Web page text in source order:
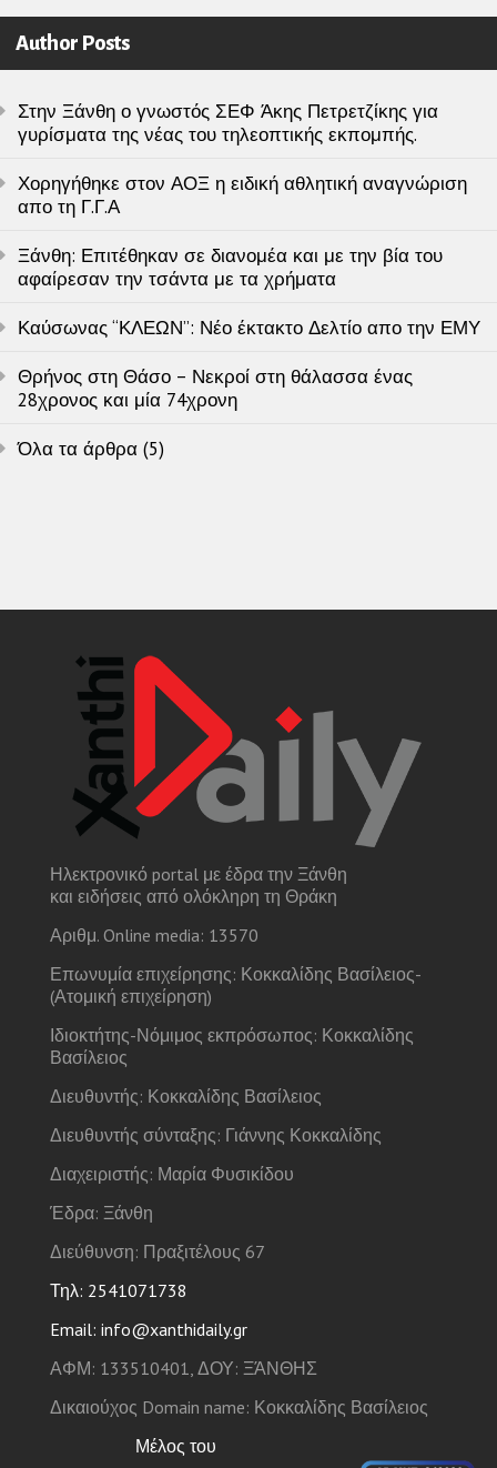
Author Posts
Στην Ξάνθη ο γνωστός ΣΕΦ Άκης Πετρετζίκης για
γυρίσματα της νέας του τηλεοπτικής εκπομπής.
Χορηγήθηκε στον ΑΟΞ η ειδική αθλητική αναγνώριση
απο τη Γ.Γ.Α
Ξάνθη: Επιτέθηκαν σε διανομέα και με την βία του
αφαίρεσαν την τσάντα με τα χρήματα
Καύσωνας “ΚΛΕΩΝ”: Νέο έκτακτο Δελτίο απο την ΕΜΥ
Θρήνος στη Θάσο – Νεκροί στη θάλασσα ένας
28χρονος και μία 74χρονη
Όλα τα άρθρα (5)
Ηλεκτρονικό portal με έδρα την Ξάνθη
και ειδήσεις από ολόκληρη τη Θράκη
Αριθμ. Online media: 13570
Επωνυμία επιχείρησης: Κοκκαλίδης Βασίλειος-
(Ατομική επιχείρηση)
Ιδιοκτήτης-Νόμιμος εκπρόσωπος: Κοκκαλίδης
Βασίλειος
Διευθυντής: Κοκκαλίδης Βασίλειος
Διευθυντής σύνταξης: Γιάννης Κοκκαλίδης
Διαχειριστής: Μαρία Φυσικίδου
Έδρα: Ξάνθη
Διεύθυνση: Πραξιτέλους 67
Τηλ: 2541071738
Email: info@xanthidaily.gr
ΑΦΜ: 133510401, ΔΟΥ: ΞΆΝΘΗΣ
Δικαιούχος Domain name: Κοκκαλίδης Βασίλειος
Μέλος του